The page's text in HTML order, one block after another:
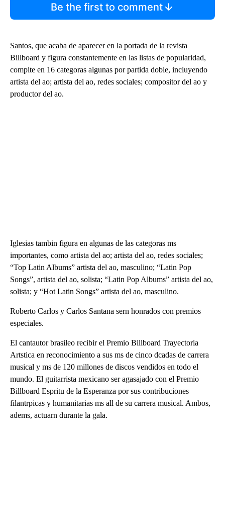
Be the first to comment
Santos, que acaba de aparecer en la portada de la revista
Billboard y figura constantemente en las listas de popularidad,
compite en 16 categoras algunas por partida doble, incluyendo
artista del ao; artista del ao, redes sociales; compositor del ao y
productor del ao.
Iglesias tambin figura en algunas de las categoras ms
importantes, como artista del ao; artista del ao, redes sociales;
“Top Latin Albums” artista del ao, masculino; “Latin Pop
Songs”, artista del ao, solista; “Latin Pop Albums” artista del ao,
solista; y “Hot Latin Songs” artista del ao, masculino.
Roberto Carlos y Carlos Santana sern honrados con premios
especiales.
El cantautor brasileo recibir el Premio Billboard Trayectoria
Artstica en reconocimiento a sus ms de cinco dcadas de carrera
musical y ms de 120 millones de discos vendidos en todo el
mundo. El guitarrista mexicano ser agasajado con el Premio
Billboard Espritu de la Esperanza por sus contribuciones
filantrpicas y humanitarias ms all de su carrera musical. Ambos,
adems, actuarn durante la gala.